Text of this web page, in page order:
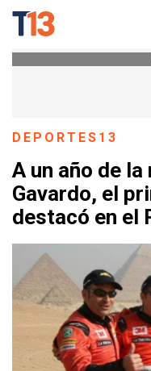
DEPORTES13
A un año de
Gavardo, el
destacó en el